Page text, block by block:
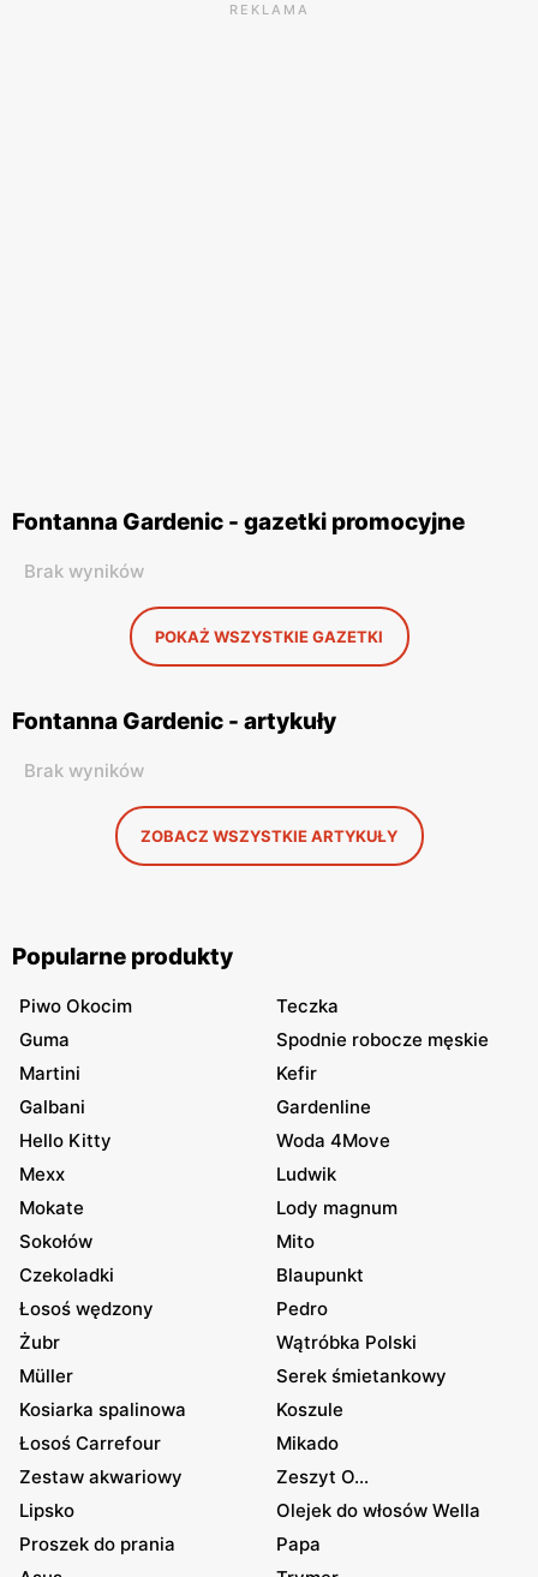
REKLAMA
Fontanna Gardenic - gazetki promocyjne
Brak wyników
POKAŻ WSZYSTKIE GAZETKI
Fontanna Gardenic - artykuły
Brak wyników
ZOBACZ WSZYSTKIE ARTYKUŁY
Popularne produkty
Piwo Okocim
Teczka
Guma
Spodnie robocze męskie
Martini
Kefir
Galbani
Gardenline
Hello Kitty
Woda 4Move
Mexx
Ludwik
Mokate
Lody magnum
Sokołów
Mito
Czekoladki
Blaupunkt
Łosoś wędzony
Pedro
Żubr
Wątróbka Polski
Müller
Serek śmietankowy
Kosiarka spalinowa
Koszule
Łosoś Carrefour
Mikado
Zestaw akwariowy
Zeszyt O...
Lipsko
Olejek do włosów Wella
Proszek do prania
Papa